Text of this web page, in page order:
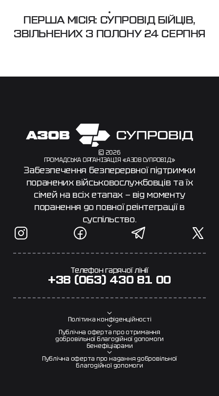
ПЕРША МІСІЯ: СУПРОВІД БІЙЦІВ,
ЗВІЛЬНЕНИХ З ПОЛОНУ 24 СЕРПНЯ
© 2026
ГРОМАДСЬКА ОРГАНІЗАЦІЯ «АЗОВ СУПРОВІД»
Забезпечення безперервної підтримки
поранених військовослужбовців та їх
сімей на всіх етапах — від моменту
поранення до повної реінтеграції в
суспільство.
Телефон гарячої лінії
+38 (063) 430 81 00
Політика конфіденційності
Публічна оферта про отримання
добровільної благодійної допомоги
бенефіціарами
Публічна оферта про надання добровільної
благодійної допомоги